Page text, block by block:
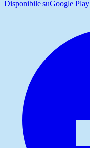
Disponibile suGoogle Play